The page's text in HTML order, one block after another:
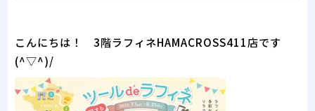
こんにちは！ 3階ラフィネHAMACROSS411店です
(^▽^)/